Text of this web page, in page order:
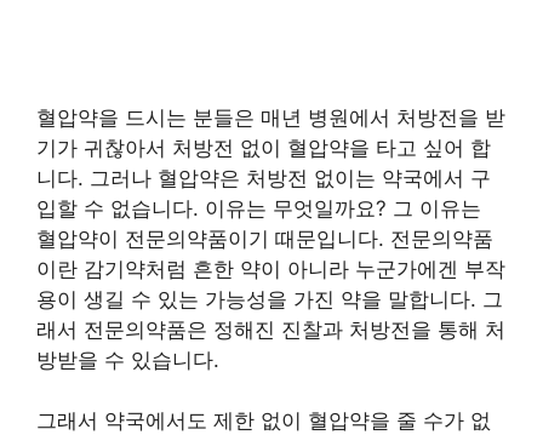
혈압약을 드시는 분들은 매년 병원에서 처방전을 받
기가 귀찮아서 처방전 없이 혈압약을 타고 싶어 합
니다. 그러나 혈압약은 처방전 없이는 약국에서 구
입할 수 없습니다. 이유는 무엇일까요? 그 이유는
혈압약이 전문의약품이기 때문입니다. 전문의약품
이란 감기약처럼 흔한 약이 아니라 누군가에겐 부작
용이 생길 수 있는 가능성을 가진 약을 말합니다. 그
래서 전문의약품은 정해진 진찰과 처방전을 통해 처
방받을 수 있습니다.
그래서 약국에서도 제한 없이 혈압약을 줄 수가 없